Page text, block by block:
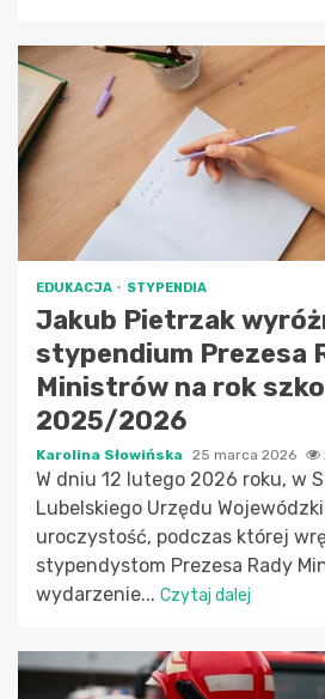
EDUKACJA STYPENDIA
Jakub Pietrzak
stypendium Prezesa
Ministrów na rok
2025/2026
Karolina Słowińska 25 marca 2026
W dniu 12 lutego 2026 roku, w
Lubelskiego Urzędu
uroczystość, podczas której
stypendystom Prezesa Rady
wydarzenie... Czytaj dalej